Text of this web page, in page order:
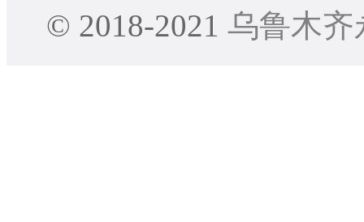
© 2018-2021 乌鲁木齐